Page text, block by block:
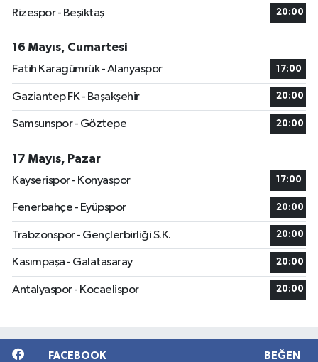
Rizespor - Beşiktaş
20:00
16 Mayıs, Cumartesi
Fatih Karagümrük - Alanyaspor
17:00
Gaziantep FK - Başakşehir 20:00
Samsunspor - Göztepe 20:00
17 Mayıs, Pazar
Kayserispor - Konyaspor
17:00
Fenerbahçe - Eyüpspor 20:00
Trabzonspor - Gençlerbirliği S.K. 20:00
Kasımpaşa - Galatasaray 20:00
Antalyaspor - Kocaelispor 20:00
FACEBOOK BEĞEN